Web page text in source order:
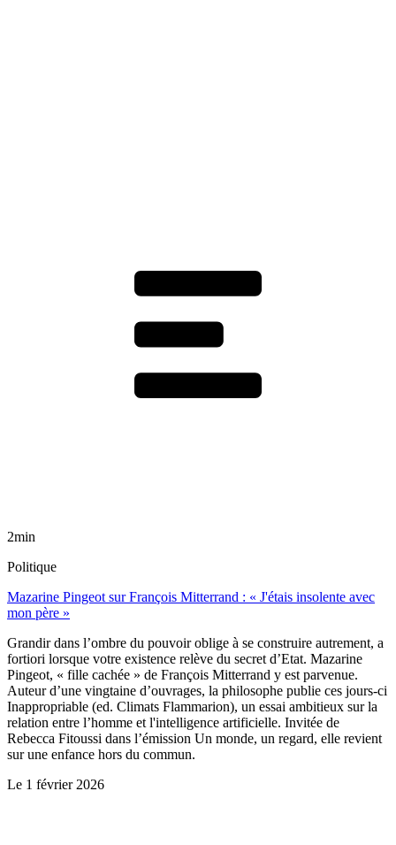
2min
Politique
Mazarine Pingeot sur François Mitterrand : « J'étais insolente avec
mon père »
Grandir dans l’ombre du pouvoir oblige à se construire autrement, a
fortiori lorsque votre existence relève du secret d’Etat. Mazarine
Pingeot, « fille cachée » de François Mitterrand y est parvenue.
Auteur d’une vingtaine d’ouvrages, la philosophe publie ces jours-ci
Inappropriable (ed. Climats Flammarion), un essai ambitieux sur la
relation entre l’homme et l'intelligence artificielle. Invitée de
Rebecca Fitoussi dans l’émission Un monde, un regard, elle revient
sur une enfance hors du commun.
Le 1 février 2026